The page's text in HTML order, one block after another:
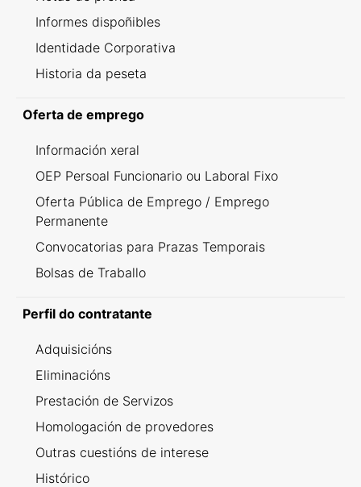
Informes dispoñibles
Identidade Corporativa
Historia da peseta
Oferta de emprego
Información xeral
OEP Persoal Funcionario ou Laboral Fixo
Oferta Pública de Emprego / Emprego
Permanente
Convocatorias para Prazas Temporais
Bolsas de Traballo
Perfil do contratante
Adquisicións
Eliminacións
Prestación de Servizos
Homologación de provedores
Outras cuestións de interese
Histórico